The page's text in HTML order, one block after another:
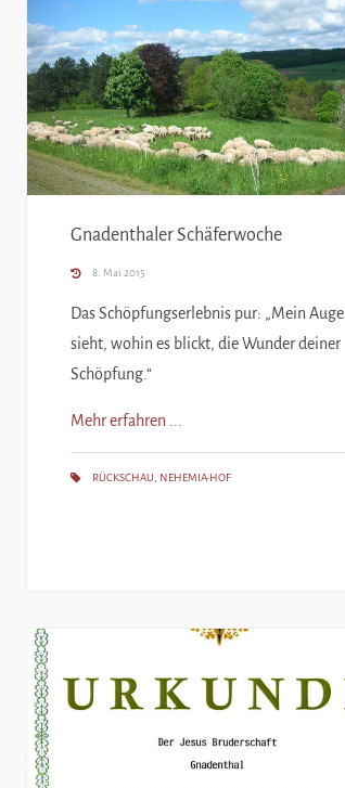
Gnadenthaler Schäferwoche
8. Mai 2015
Das Schöpfungserlebnis pur: „Mein Auge
sieht, wohin es blickt, die Wunder deiner
Schöpfung.“
Mehr erfahren ...
RÜCKSCHAU NEHEMIA-HOF